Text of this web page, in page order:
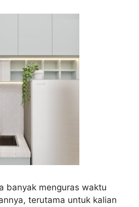
banyak menguras waktu
terutama untuk kalian